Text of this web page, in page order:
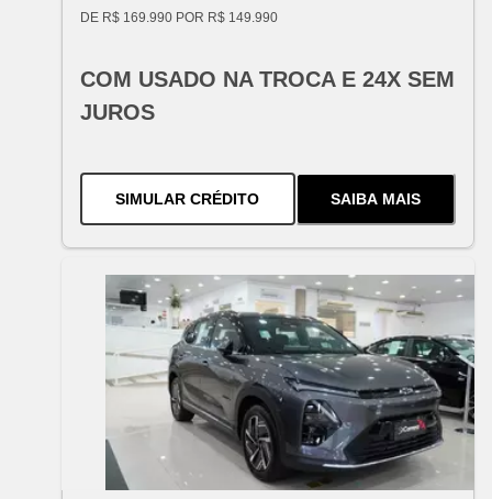
DE R$ 169.990 POR R$ 149.990
COM USADO NA TROCA E 24X SEM
JUROS
SIMULAR CRÉDITOPARA O TRACKER PREMIER
SAIBA MAIS
SOBRE